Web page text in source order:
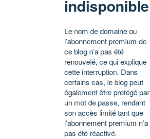
indisponible
Le nom de domaine ou
l’abonnement premium de
ce blog n’a pas été
renouvelé, ce qui explique
cette interruption. Dans
certains cas, le blog peut
également être protégé par
un mot de passe, rendant
son accès limité tant que
l’abonnement premium n’a
pas été réactivé.